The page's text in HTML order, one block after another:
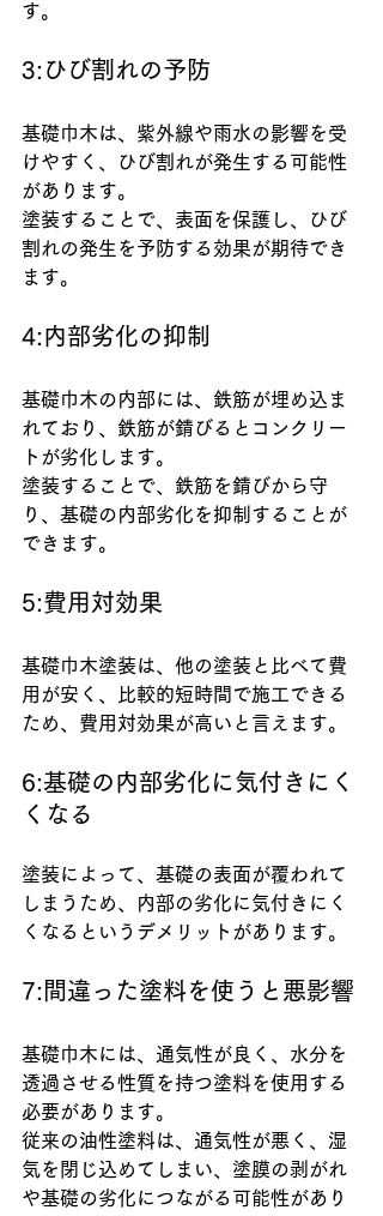
す。
3:ひび割れの予防
基礎巾木は、紫外線や雨水の影響を受
けやすく、ひび割れが発生する可能性
があります。
塗装することで、表面を保護し、ひび
割れの発生を予防する効果が期待でき
ます。
4:内部劣化の抑制
基礎巾木の内部には、鉄筋が埋め込ま
れており、鉄筋が錆びるとコンクリー
トが劣化します。
塗装することで、鉄筋を錆びから守
り、基礎の内部劣化を抑制することが
できます。
5:費用対効果
基礎巾木塗装は、他の塗装と比べて費
用が安く、比較的短時間で施工できる
ため、費用対効果が高いと言えます。
6:基礎の内部劣化に気付きにく
くなる
塗装によって、基礎の表面が覆われて
しまうため、内部の劣化に気付きにく
くなるというデメリットがあります。
7:間違った塗料を使うと悪影響
基礎巾木には、通気性が良く、水分を
透過させる性質を持つ塗料を使用する
必要があります。
従来の油性塗料は、通気性が悪く、湿
気を閉じ込めてしまい、塗膜の剥がれ
や基礎の劣化につながる可能性があり